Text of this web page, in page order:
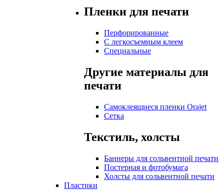
Пленки для печати
Перфорированные
С легкосъемным клеем
Специальные
Другие материалы для
печати
Самоклеящиеся пленки Orajet
Сетка
Текстиль, холсты
Баннеры для сольвентной печати
Постерная и фотобумага
Холсты для сольвентной печати
Пластики